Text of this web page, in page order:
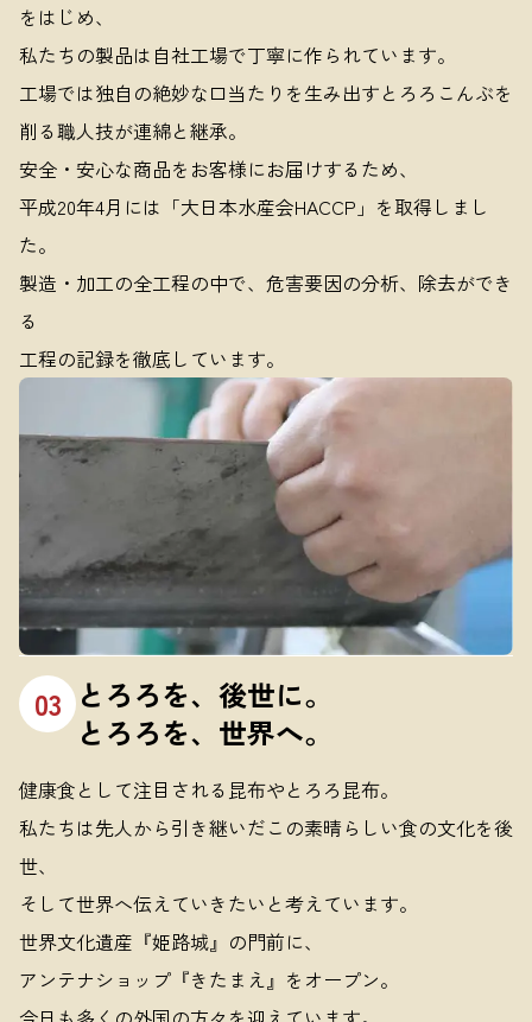
をはじめ、
私たちの製品は自社工場で丁寧に作られています。
工場では独自の絶妙な口当たりを生み出すとろろこんぶを
削る職人技が連綿と継承。
安全・安心な商品をお客様にお届けするため、
平成20年4月には「大日本水産会HACCP」を取得しまし
た。
製造・加工の全工程の中で、危害要因の分析、除去ができ
る
工程の記録を徹底しています。
03 とろろを、後世に。
とろろを、世界へ。
健康食として注目される昆布やとろろ昆布。
私たちは先人から引き継いだこの素晴らしい食の文化を後
世、
そして世界へ伝えていきたいと考えています。
世界文化遺産『姫路城』の門前に、
アンテナショップ『きたまえ』をオープン。